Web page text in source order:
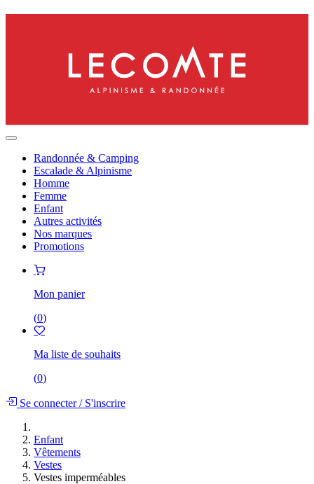
Randonnée & Camping
Escalade & Alpinisme
Homme
Femme
Enfant
Autres activités
Nos marques
Promotions
Mon panier
(0)
Ma liste de souhaits
(0)
Se connecter/S'inscrire
Enfant
Vêtements
Vestes
Vestes imperméables